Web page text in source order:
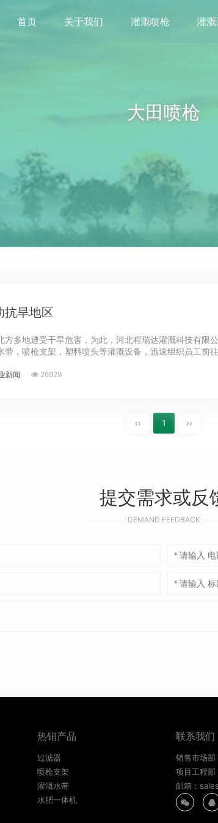
首页 关于我们 灌溉喷枪 灌
大田喷枪
抗旱地区
方多地遭受干旱危害，为此，河北程瑞达灌溉科技有
带，喷枪支架，塑料喷头等灌溉设备，迅速组织员工
新闻 26929
‹‹ 1 ››
提交需求或反
DEMAND FEEDBACK
热销产品
过滤器
喷枪支架
灌溉水带
水肥一体机
联系我们
销售市场
项目工程
邮箱：